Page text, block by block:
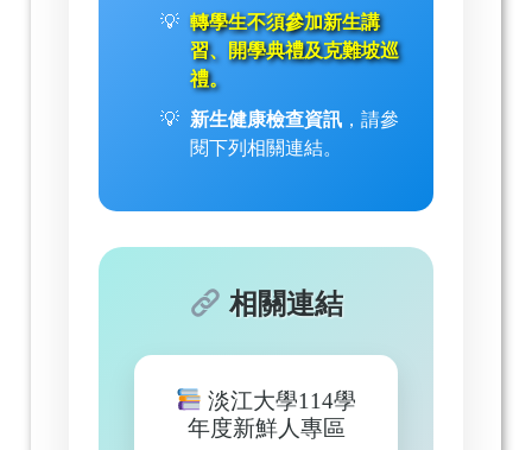
轉學生不須參加新生講
習、開學典禮及克難坡巡
禮。
新生健康檢查資訊，請參
閱下列相關連結。
相關連結
淡江大學114學
年度新鮮人專區